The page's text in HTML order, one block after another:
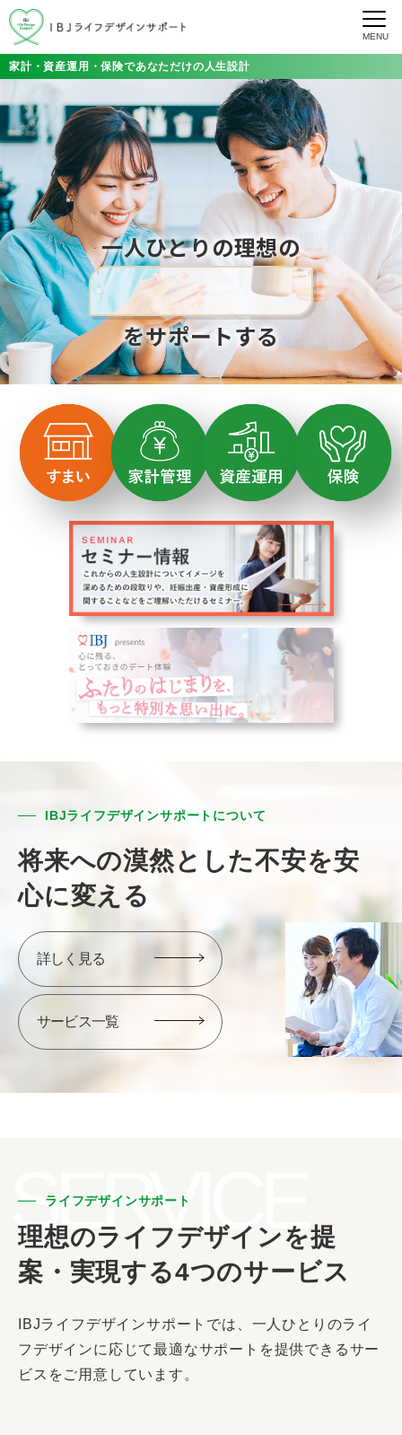
MENU
家計・資産運用・保険であなただけの人生設計
一人ひとりの理想の
ライフデザイン
をサポートする
IBJライフデザインサポートについて
将来への漠然とした不安を安
心に変える
詳しく見る
サービス一覧
SERVICE
ライフデザインサポート
理想のライフデザインを提
案・実現する4つのサービス
IBJライフデザインサポートでは、一人ひとりのライ
フデザインに応じて最適なサポートを提供できるサー
ビスをご用意しています。